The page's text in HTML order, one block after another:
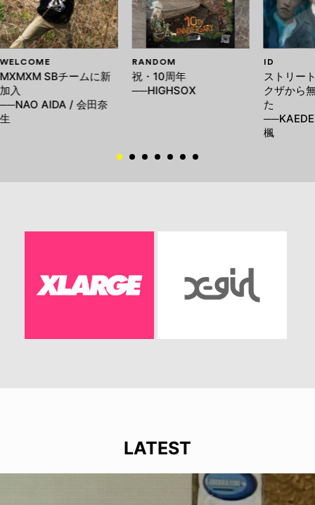
WELCOME
MXMXM SBチームに新
加入
──NAO AIDA / 会田奈
生
RANDOM
祝・10周年
──HIGHSOX
ID
ストリー
クザから
た
楓
LATEST